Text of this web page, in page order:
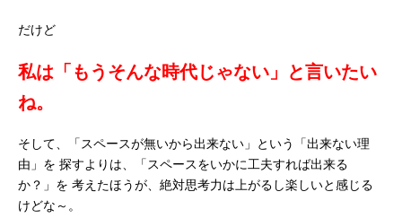
だけど
私は「もうそんな時代じゃない」と言いたい
ね。
そして、「スペースが無いから出来ない」という「出来ない理
由」を 探すよりは、「スペースをいかに工夫すれば出来る
か？」を 考えたほうが、絶対思考力は上がるし楽しいと感じる
けどな～。